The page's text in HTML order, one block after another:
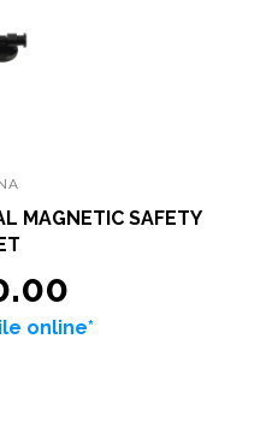
MAGNETIC SAFETY
online*